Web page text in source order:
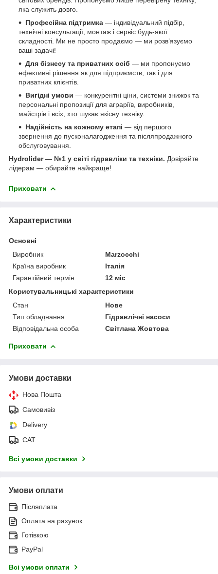
яка служить довго.
Професійна підтримка — індивідуальний підбір,
технічні консультації, монтаж і сервіс будь-якої
складності. Ми не просто продаємо — ми розв’язуємо
ваші задачі!
Для бізнесу та приватних осіб — ми пропонуємо
ефективні рішення як для підприємств, так і для
приватних клієнтів.
Вигідні умови — конкурентні ціни, системи знижок та
персональні пропозиції для аграріїв, виробників,
майстрів і всіх, хто шукає якісну техніку.
Надійність на кожному етапі — від першого
звернення до пусконалагодження та післяпродажного
обслуговування.
Hydrolider — №1 у світі гідравліки та техніки. Довіряйте
лідерам — обирайте найкраще!
Приховати
Характеристики
Основні
Виробник
Marzocchi
Країна виробник
Італія
Гарантійний термін
12 міс
Користувальницькі характеристики
Стан
Нове
Тип обладнання
Гідравлічні насоси
Відповідальна особа
Світлана Жовтова
Приховати
Умови доставки
Нова Пошта
Самовивіз
Delivery
САТ
Всі умови доставки
Умови оплати
Післяплата
Оплата на рахунок
Готівкою
PayPal
Всі умови оплати